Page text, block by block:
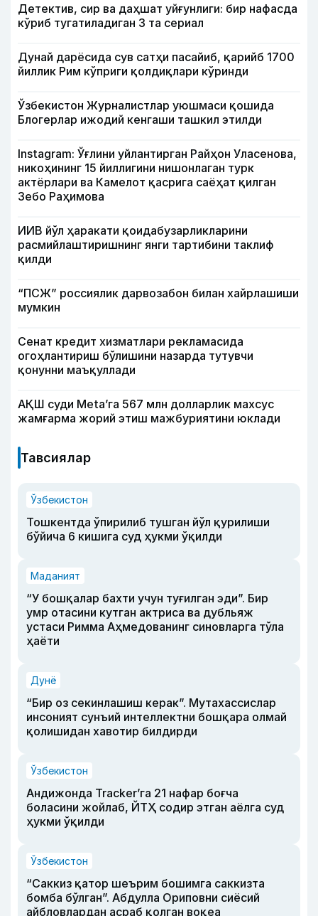
Детектив, сир ва даҳшат уйғунлиги: бир нафасда
кўриб тугатиладиган 3 та сериал
Дунай дарёсида сув сатҳи пасайиб, қарийб 1700
йиллик Рим кўприги қолдиқлари кўринди
Ўзбекистон Журналистлар уюшмаси қошида
Блогерлар ижодий кенгаши ташкил этилди
Instagram: Ўғлини уйлантирган Райҳон Уласенова,
никоҳининг 15 йиллигини нишонлаган турк
актёрлари ва Камелот қасрига саёҳат қилган
Зебо Раҳимова
ИИВ йўл ҳаракати қоидабузарликларини
расмийлаштиришнинг янги тартибини таклиф
қилди
“ПСЖ” россиялик дарвозабон билан хайрлашиши
мумкин
Сенат кредит хизматлари рекламасида
огоҳлантириш бўлишини назарда тутувчи
қонунни маъқуллади
АҚШ суди Meta’га 567 млн долларлик махсус
жамғарма жорий этиш мажбуриятини юклади
Тавсиялар
Ўзбекистон
Тошкентда ўпирилиб тушган йўл қурилиши
бўйича 6 кишига суд ҳукми ўқилди
Маданият
“У бошқалар бахти учун туғилган эди”. Бир
умр отасини кутган актриса ва дубльяж
устаси Римма Аҳмедованинг синовларга тўла
ҳаёти
Дунё
“Бир оз секинлашиш керак”. Мутахассислар
инсоният сунъий интеллектни бошқара олмай
қолишидан хавотир билдирди
Ўзбекистон
Андижонда Tracker’га 21 нафар боғча
боласини жойлаб, ЙТҲ содир этган аёлга суд
ҳукми ўқилди
Ўзбекистон
“Саккиз қатор шеърим бошимга саккизта
бомба бўлган”. Абдулла Ориповни сиёсий
айбловлардан асраб қолган воқеа